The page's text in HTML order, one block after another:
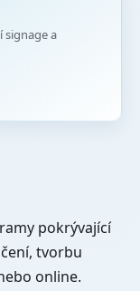
signage a
pokrývající
tvorbu
online.